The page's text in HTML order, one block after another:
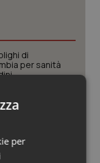
di
per sanità
Il 7 agosto
rosso, solo
per